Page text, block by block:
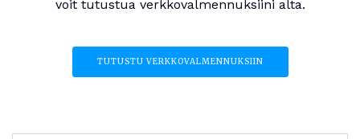
voit tutustua verkkovalmennuksiini alta.
TUTUSTU VERKKOVALMENNUKSIIN